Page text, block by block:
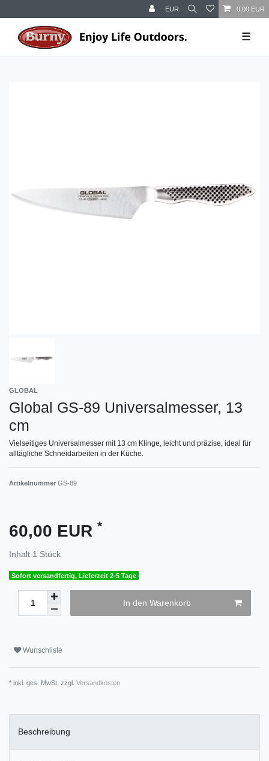
EUR 0,00 EUR
☰
GLOBAL
Global GS-89 Universalmesser, 13
cm
Vielseitiges Universalmesser mit 13 cm Klinge, leicht und präzise, ideal für
alltägliche Schneidarbeiten in der Küche.
Artikelnummer GS-89
60,00 EUR *
Inhalt 1 Stück
Sofort versandfertig, Lieferzeit 2-5 Tage
In den Warenkorb
Wunschliste
* inkl. ges. MwSt. zzgl. Versandkosten
Beschreibung